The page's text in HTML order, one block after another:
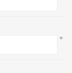
*